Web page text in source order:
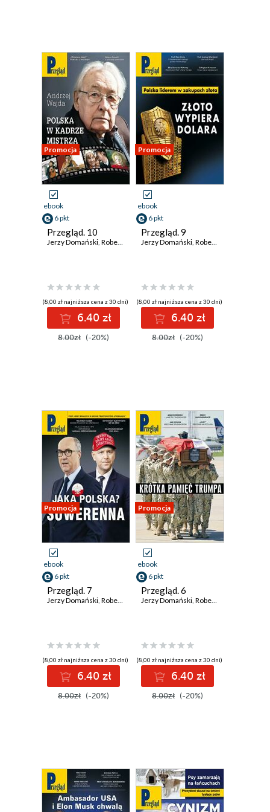
Promocja
ebook
6 pkt
Przegląd. 10
Jerzy Domański, Robert Walenciak ,Kornel Wawrzyniak
(8,00 zł najniższa cena z 30 dni)
6.40 zł
8.00zł (-20%)
Promocja
ebook
6 pkt
Przegląd. 9
Jerzy Domański, Robert Walenciak
(8,00 zł najniższa cena z 30 dni)
6.40 zł
8.00zł (-20%)
Promocja
ebook
6 pkt
Przegląd. 7
Jerzy Domański, Robert Walenciak ,Kornel Wawrzyniak
(8,00 zł najniższa cena z 30 dni)
6.40 zł
8.00zł (-20%)
Promocja
ebook
6 pkt
Przegląd. 6
Jerzy Domański, Robert Walenciak
(8,00 zł najniższa cena z 30 dni)
6.40 zł
8.00zł (-20%)